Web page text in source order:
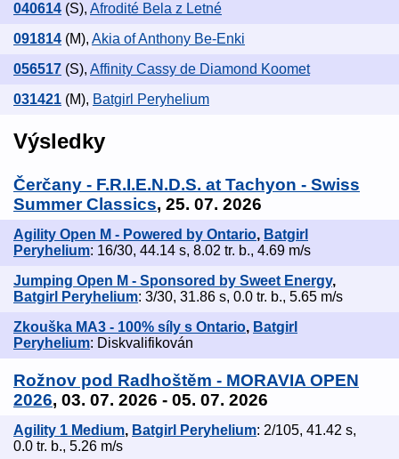
040614 (S), Afrodité Bela z Letné
091814 (M), Akia of Anthony Be-Enki
056517 (S), Affinity Cassy de Diamond Koomet
031421 (M), Batgirl Peryhelium
Výsledky
Čerčany - F.R.I.E.N.D.S. at Tachyon - Swiss
Summer Classics, 25. 07. 2026
Agility Open M - Powered by Ontario, Batgirl
Peryhelium: 16/30, 44.14 s, 8.02 tr. b., 4.69 m/s
Jumping Open M - Sponsored by Sweet Energy,
Batgirl Peryhelium: 3/30, 31.86 s, 0.0 tr. b., 5.65 m/s
Zkouška MA3 - 100% síly s Ontario, Batgirl
Peryhelium: Diskvalifikován
Rožnov pod Radhoštěm - MORAVIA OPEN
2026, 03. 07. 2026 - 05. 07. 2026
Agility 1 Medium, Batgirl Peryhelium: 2/105, 41.42 s,
0.0 tr. b., 5.26 m/s